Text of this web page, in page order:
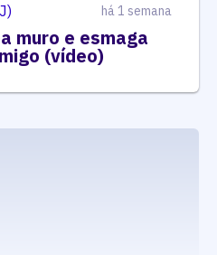
há 1 semana
muro e esmaga
(vídeo)